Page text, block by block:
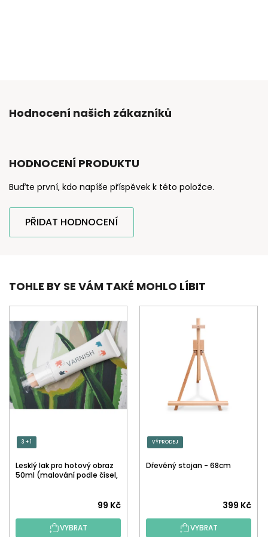
Hodnocení našich zákazníků
HODNOCENÍ PRODUKTU
Buďte první, kdo napíše příspěvek k této položce.
PŘIDAT HODNOCENÍ
TOHLE BY SE VÁM TAKÉ MOHLO LÍBIT
3 + 1
Lesklý lak pro hotový obraz
50ml (malování podle čísel,
hodnocení
produktu
99 Kč
VYBRAT
VÝPRODEJ
Dřevěný stojan - 68cm
399 Kč
VYBRAT